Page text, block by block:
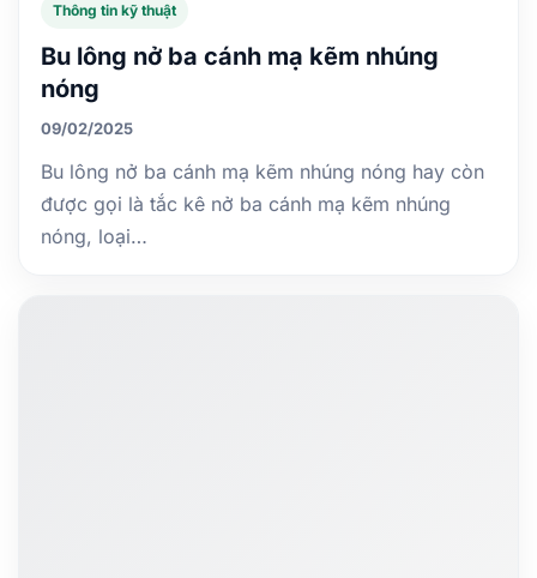
Thông tin kỹ thuật
Bu lông nở ba cánh mạ kẽm nhúng
nóng
09/02/2025
Bu lông nở ba cánh mạ kẽm nhúng nóng hay còn
được gọi là tắc kê nở ba cánh mạ kẽm nhúng
nóng, loại…